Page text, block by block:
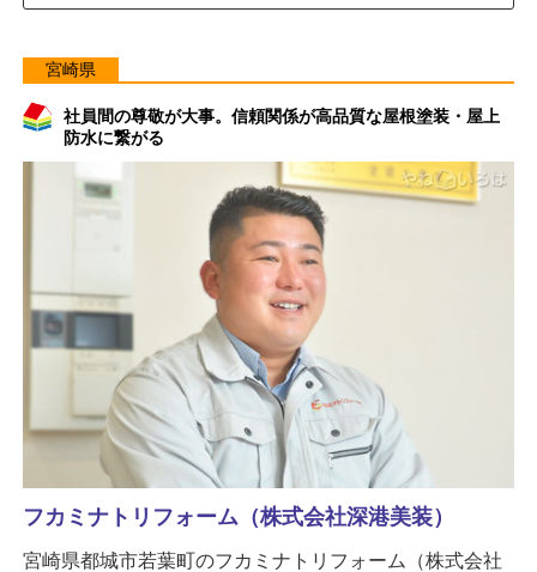
宮崎県
社員間の尊敬が大事。信頼関係が高品質な屋根塗装・屋上
防水に繋がる
フカミナトリフォーム（株式会社深港美装）
宮崎県都城市若葉町のフカミナトリフォーム（株式会社